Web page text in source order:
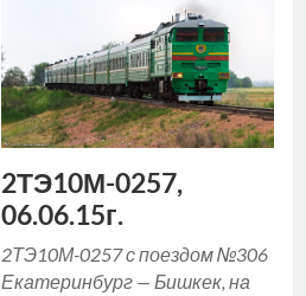
2ТЭ10М-0257,
06.06.15г.
2ТЭ10М-0257 с поездом №306
Екатеринбург — Бишкек, на